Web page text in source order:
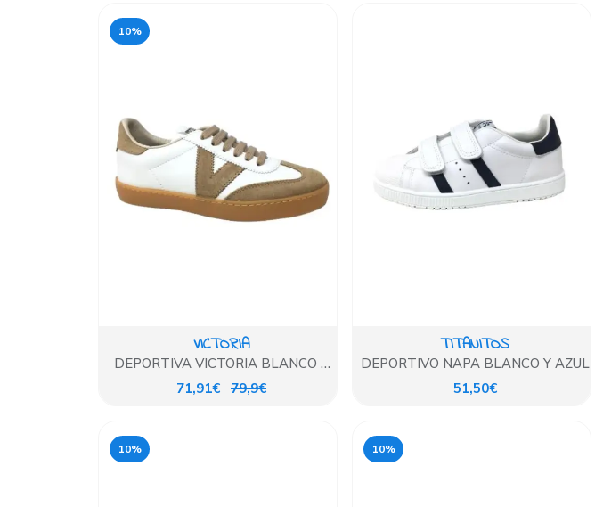
10%
VICTORIA
DEPORTIVA VICTORIA BLANCO Y
BEIG
71,91€ 79,9€
TITANITOS
DEPORTIVO NAPA BLANCO Y AZUL
51,50€
10% 10%